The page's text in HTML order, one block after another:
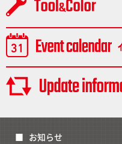
お知らせ